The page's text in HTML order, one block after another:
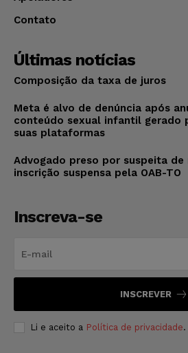
Contato
Últimas notícias
Composição da taxa de juros
Meta é alvo de denúncia após
conteúdo sexual infantil gerado
suas plataformas
Advogado preso por suspeita
inscrição suspensa pela OAB-TO
Inscreva-se
INSCREVER
Li e aceito a Política de privacidade.